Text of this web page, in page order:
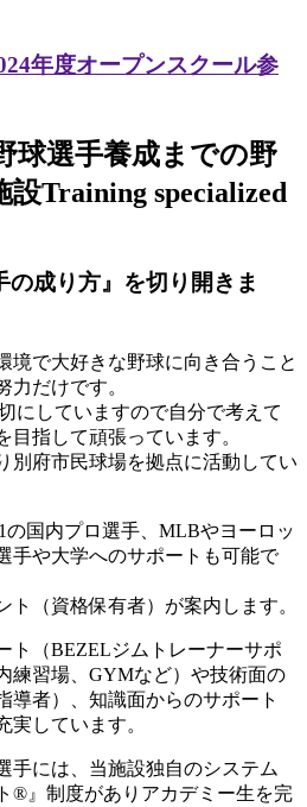
年度オープンスクール参
球選手養成までの野
設Training specialized
の成り方』を切り開きま
境で大好きな野球に向き合うこと
力だけです。
にしていますので自分で考えて
指して頑張っています。
別府市民球場を拠点に活動してい
国内プロ選手、MLBやヨーロッ
手や大学へのサポートも可能で
ト（資格保有者）が案内します。
ト（BEZELジムトレーナーサポ
練習場、GYMなど）や技術面の
導者）、知識面からのサポート
実しています。
手には、当施設独自のシステム
®』制度がありアカデミー生を完